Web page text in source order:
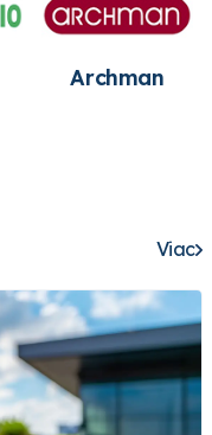
Archman
Viac